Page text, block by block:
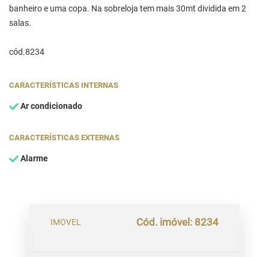
banheiro e uma copa. Na sobreloja tem mais 30mt dividida em 2
salas.
cód.8234
CARACTERÍSTICAS INTERNAS
Ar condicionado
CARACTERÍSTICAS EXTERNAS
Alarme
IMOVEL Cód. imóvel: 8234